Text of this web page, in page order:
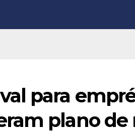
para
plano